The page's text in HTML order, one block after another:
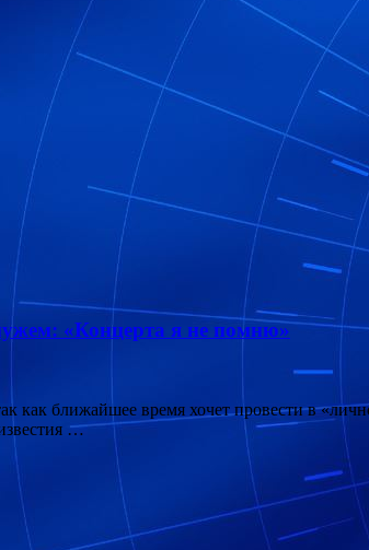
«Концерта я не помню»
как ближайшее время хочет провести в
…